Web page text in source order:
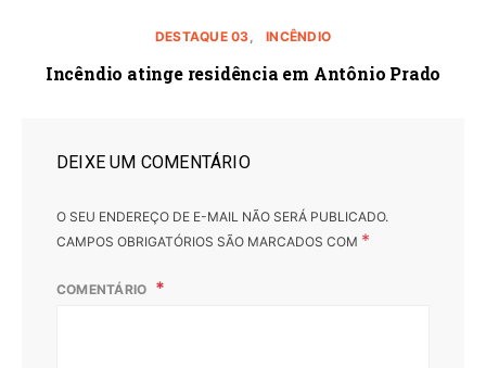
DESTAQUE 03 INCÊNDIO
Incêndio atinge residência em Antônio Prado
DEIXE UM COMENTÁRIO
O SEU ENDEREÇO DE E-MAIL NÃO SERÁ PUBLICADO.
CAMPOS OBRIGATÓRIOS SÃO MARCADOS COM *
COMENTÁRIO